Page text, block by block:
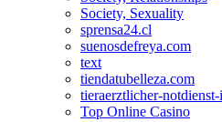
Society, Sexuality
sprensa24.cl
suenosdefreya.com
text
tiendatubelleza.com
tieraerztlicher-
Top Online Casino